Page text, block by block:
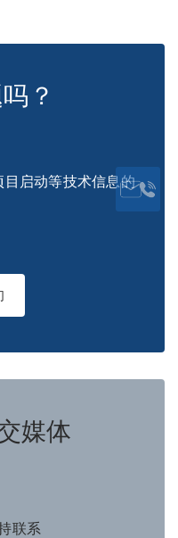
？
启动等技术信息的
媒体
联系